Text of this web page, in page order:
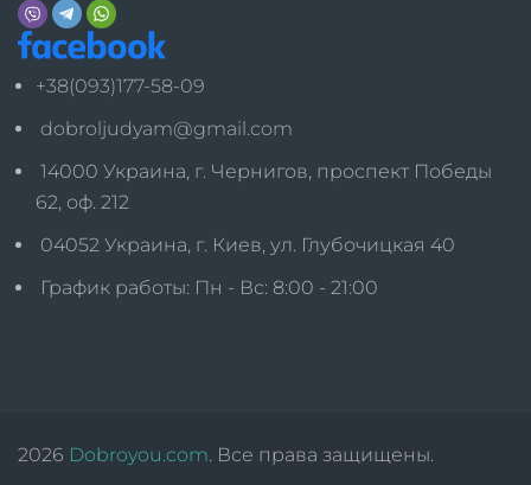
+38(093)177-58-09
dobroljudyam@gmail.com
14000 Украина, г. Чернигов, проспект Победы
62, оф. 212
04052 Украина, г. Киев, ул. Глубочицкая 40
График работы: Пн - Вс: 8:00 - 21:00
2026 Dobroyou.com. Все права защищены.